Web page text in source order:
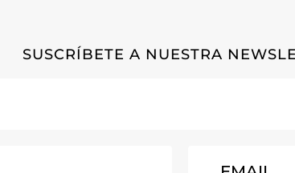
SUSCRÍBETE A NUESTRA